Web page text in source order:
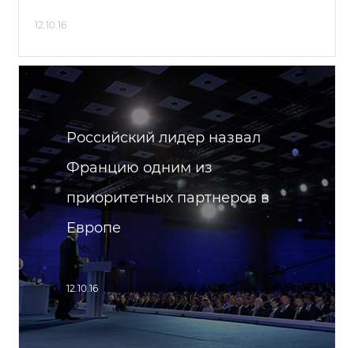
12.10.16
Российский лидер назвал
Францию одним из
приоритетных партнеров в
Европе
12.10.16